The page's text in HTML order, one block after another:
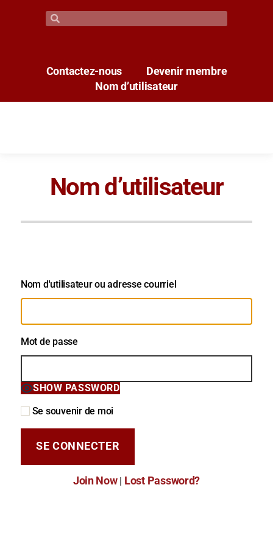
Contactez-nous
Devenir membre
Nom d’utilisateur
Nom d’utilisateur
Nom d'utilisateur ou adresse courriel
Mot de passe
SHOW PASSWORD
Se souvenir de moi
Join Now| Lost Password?